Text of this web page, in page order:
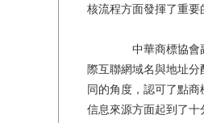
核流程方面發揮了重要
中華商標協會副
際互聯網域名與地址
同的角度，認可了點
信息來源方面起到了十